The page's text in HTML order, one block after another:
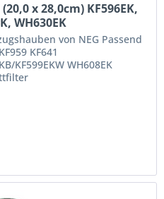
x 28,0cm) KF596EK,
WH630EK
von NEG Passend
KF641
KF599EKW WH608EK